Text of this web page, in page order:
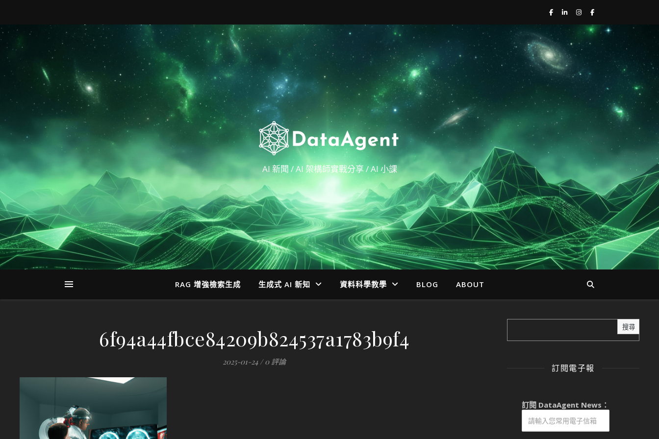
AI 新聞 / AI 架構師實戰分享 / AI 小課
RAG 增強檢索生成 生成式 AI 新知 資料科學教學 BLOG ABOUT
6f94a44fbce84209b824537a1783b9f4
2025-01-24 / 0 評論
搜尋
訂閱電子報
訂閱 DataAgent News：